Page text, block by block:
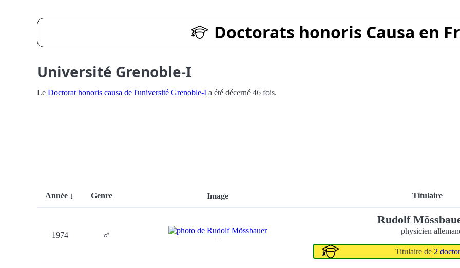
Doctorats honoris Causa en
Université Grenoble-I
Le Doctorat honoris causa de l'université Grenoble-I a été décerné 46 fois.
Année Genre Image Titulaire
1974 ♂ -
Rudolf
physicien
Titulaire de 2